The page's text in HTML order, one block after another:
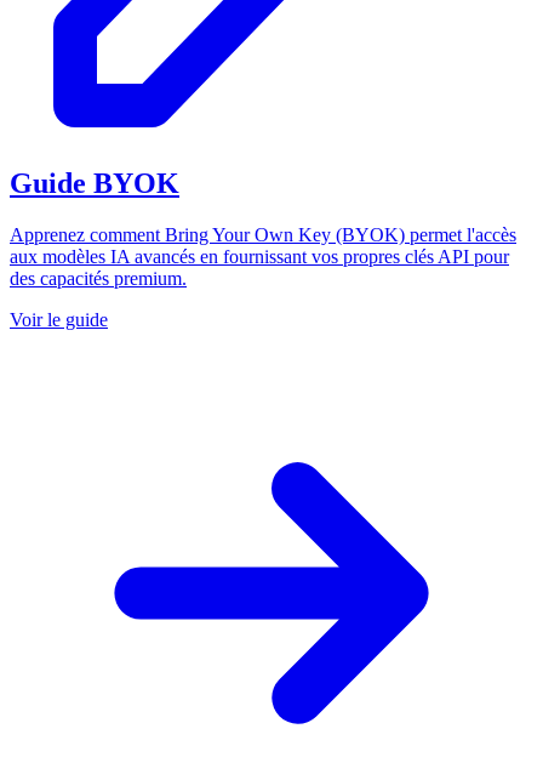
Guide BYOK
Apprenez comment Bring Your Own Key (BYOK) permet l'accès
aux modèles IA avancés en fournissant vos propres clés API pour
des capacités premium.
Voir le guide